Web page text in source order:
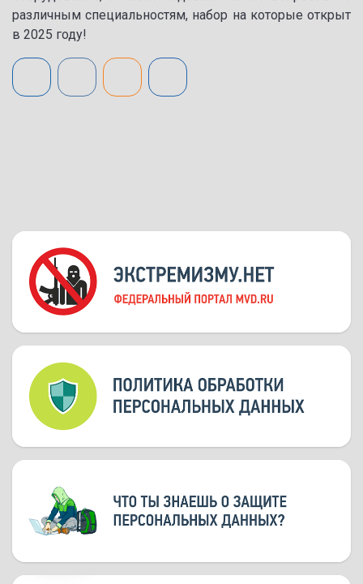
различным специальностям, набор на которые открыт
в 2025 году!